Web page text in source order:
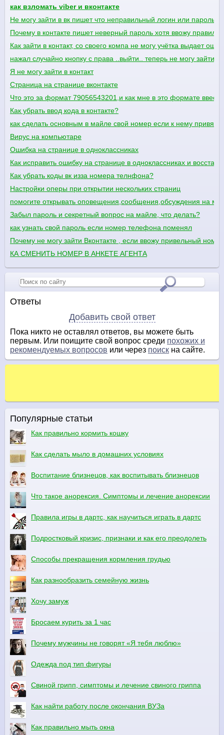
как взломать viber и вконтакте
Не могу зайти в вк пишет что неправильный логин или пароль
Почему в контакте пишет неверный пароль хотя ввожу
Как зайти в контакт, со своего компа не могу учётка выдает
нажал случайно кнопку с права ..выйти.. теперь не могу
Я не могу зайти в контакт
Страница на странице вконтакте
Что это за формат 79056543201,и как мне в это формате
Как убрать ввод кода в контакте?
как сделать основным в майле свой номер если к нему
Вирус на компьютаре
Ошибка на странице в одноклассниках
Как исправить ошибку на странице в одноклассниках и
Как убрать коды вк изза номера телнфона?
Настройки оперы при открытии нескольких страниц
помогите открывать оповещения,сообщения,обсуждения на
Забыл пароль и секретный вопрос на майле, что делать?
как узнать свой пароль если номер телефона поменял
Почему не могу зайти Вконтакте , если ввожу привельный
КА СМЕНИТЬ НОМЕР В АНКЕТЕ АГЕНТА
Ответы
Добавить свой ответ
Пока никто не оставлял ответов, вы можете быть
первым. Или поищите свой вопрос среди похожих и
рекомендуемых вопросов или через поиск на сайте.
Популярные статьи
Как правильно кормить кошку
Как сделать мыло в домашних условиях
Воспитание близнецов, как воспитывать близнецов
Что такое анорексия. Симптомы и лечение анорексии
Правила игры в дартс, как научиться играть в дартс
Подростковый кризис, признаки и как его преодолеть
Способы прекращения кормления грудью
Как разнообразить семейную жизнь
Хочу замуж
Бросаем курить за 1 час
Почему мужчины не говорят «Я тебя люблю»
Одежда под тип фигуры
Свиной грипп, симптомы и лечение свиного гриппа
Как найти работу после окончания ВУЗа
Как правильно мыть окна